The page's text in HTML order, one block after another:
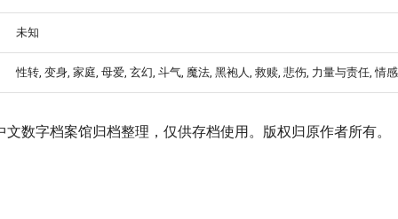
未知
性转, 变身, 家庭, 母爱, 玄幻, 斗气, 魔法, 黑袍人, 救赎, 悲伤, 力量与责任, 情
数字档案馆归档整理，仅供存档使用。版权归原作者所有。